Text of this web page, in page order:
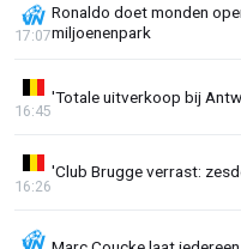
Ronaldo doet monden
miljoenenpark
17:07
'Totale uitverkoop bij
16:45
'Club Brugge verrast:
16:26